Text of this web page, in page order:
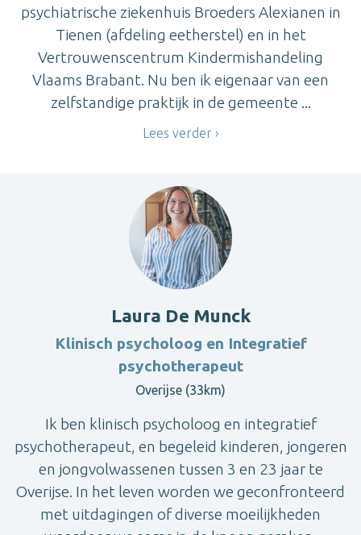
psychiatrische ziekenhuis Broeders Alexianen in
Tienen (afdeling eetherstel) en in het
Vertrouwenscentrum Kindermishandeling
Vlaams Brabant. Nu ben ik eigenaar van een
zelfstandige praktijk in de gemeente ...
Lees verder
Laura De Munck
Klinisch psycholoog en Integratief
psychotherapeut
Overijse (33km)
Ik ben klinisch psycholoog en integratief
psychotherapeut, en begeleid kinderen, jongeren
en jongvolwassenen tussen 3 en 23 jaar te
Overijse. In het leven worden we geconfronteerd
met uitdagingen of diverse moeilijkheden